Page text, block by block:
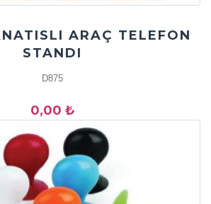
ARAÇ TELEFON
STANDI
D875
0,00 ₺